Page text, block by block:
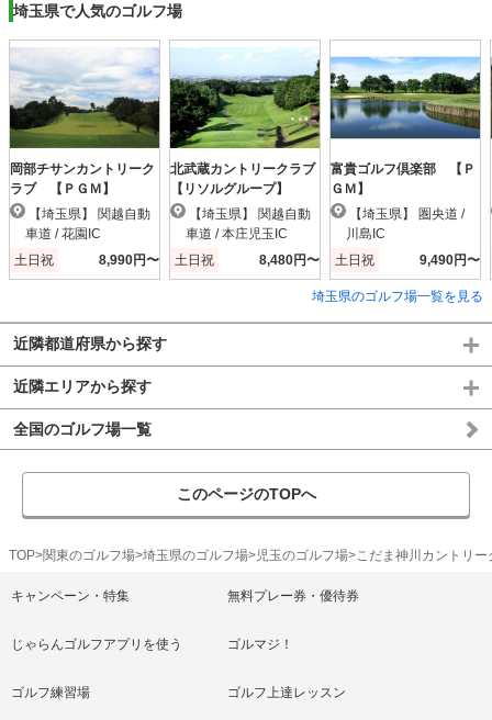
埼玉県で人気のゴルフ場
岡部チサンカントリーク
ラブ 【ＰＧＭ】
車道 / 花園IC
土日祝
8,990円〜
北武蔵カントリークラブ
【リソルグループ】
車道 / 本庄児玉IC
土日祝
8,480円〜
富貴ゴルフ倶楽部 【Ｐ
ＧＭ】
川島IC
土日祝
9,490円〜
埼玉県のゴルフ場一覧を見る
近隣都道府県から探す
近隣エリアから探す
全国のゴルフ場一覧
このページのTOPへ
TOP 関東のゴルフ場 埼玉県のゴルフ場 児玉のゴルフ場 こだま神川カントリ
キャンペーン・特集 無料プレー券・優待券
じゃらんゴルフアプリを使う ゴルマジ！
ゴルフ練習場 ゴルフ上達レッスン